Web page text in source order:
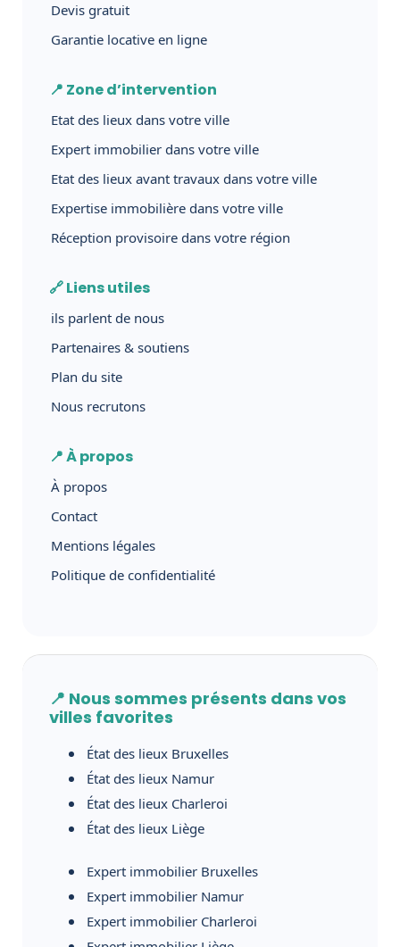
Devis gratuit
Garantie locative en ligne
📍 Zone d’intervention
Etat des lieux dans votre ville
Expert immobilier dans votre ville
Etat des lieux avant travaux dans votre ville
Expertise immobilière dans votre ville
Réception provisoire dans votre région
🔗 Liens utiles
ils parlent de nous
Partenaires & soutiens
Plan du site
Nous recrutons
📍 À propos
À propos
Contact
Mentions légales
Politique de confidentialité
📍 Nous sommes présents dans vos
villes favorites
État des lieux Bruxelles
État des lieux Namur
État des lieux Charleroi
État des lieux Liège
Expert immobilier Bruxelles
Expert immobilier Namur
Expert immobilier Charleroi